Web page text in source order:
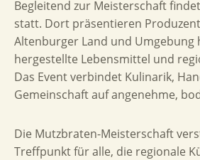
Begleitend zur Meisterschaft
statt. Dort präsentieren
Altenburger Land und Umgebung
hergestellte Lebensmittel und
Das Event verbindet Kulinarik,
Gemeinschaft auf angenehme,
Die Mutzbraten-Meisterschaft
Treffpunkt für alle, die regionale